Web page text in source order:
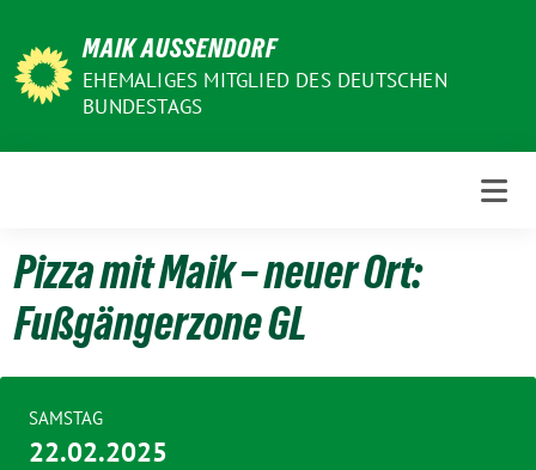
zum
Inhalt
MAIK AUSSENDORF
EHEMALIGES MITGLIED DES DEUTSCHEN
BUNDESTAGS
Pizza mit Maik – neuer Ort:
Fußgängerzone GL
SAMSTAG
22.02.2025